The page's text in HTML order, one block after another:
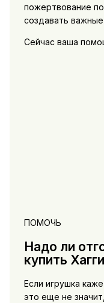
пожертвование
создавать
Сейчас ваша
ПОМОЧЬ
Надо ли
купить
Если игрушка
это еще не